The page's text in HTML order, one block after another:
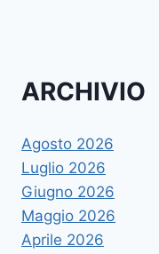
ARCHIVIO
Agosto 2026
Luglio 2026
Giugno 2026
Maggio 2026
Aprile 2026